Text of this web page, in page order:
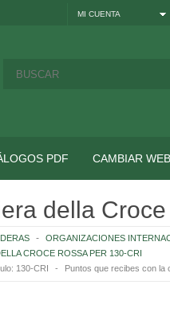
MI CUENTA
PDF CAMBIAR WEB
della
ORGANIZACIONES
CROCE ROSSA PER 130-CRI
130-CRI Puntos que recibes con la